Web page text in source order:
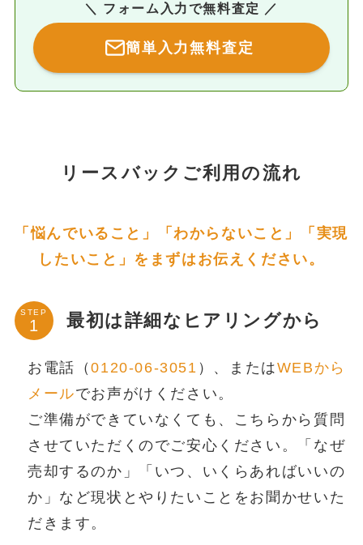
＼ フォーム入力で無料査定 ／
簡単入力無料査定
リースバックご利用の流れ
「悩んでいること」「わからないこと」「実現
したいこと」をまずはお伝えください。
STEP 最初は詳細なヒアリングから
お電話（0120-06-3051 ）、またはWEBから
メールでお声がけください。
ご準備ができていなくても、こちらから質問
させていただくのでご安心ください。「なぜ
売却するのか」「いつ、いくらあればいいの
か」など現状とやりたいことをお聞かせいた
だきます。